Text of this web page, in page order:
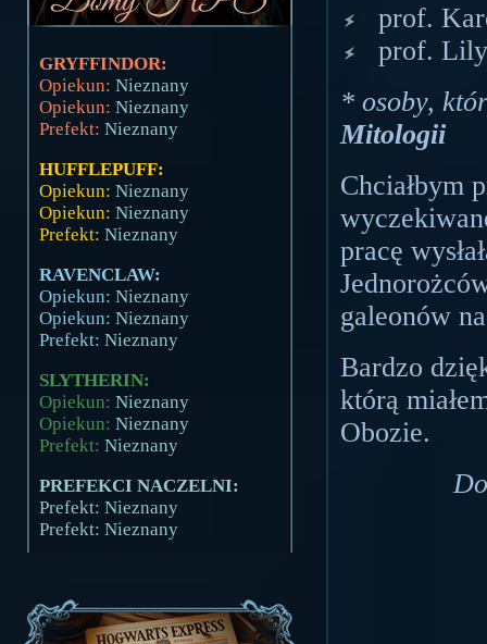
GRYFFINDOR:
Opiekun: Nieznany
Opiekun: Nieznany
Prefekt: Nieznany
HUFFLEPUFF:
Opiekun: Nieznany
Opiekun: Nieznany
Prefekt: Nieznany
RAVENCLAW:
Opiekun: Nieznany
Opiekun: Nieznany
Prefekt: Nieznany
SLYTHERIN:
Opiekun: Nieznany
Opiekun: Nieznany
Prefekt: Nieznany
PREFEKCI NACZELNI:
Prefekt: Nieznany
Prefekt: Nieznany
prof.
prof.
* osoby,
Mitologii
Chciałbym
pracę
galeonów
Bardzo
którą
Obozie.